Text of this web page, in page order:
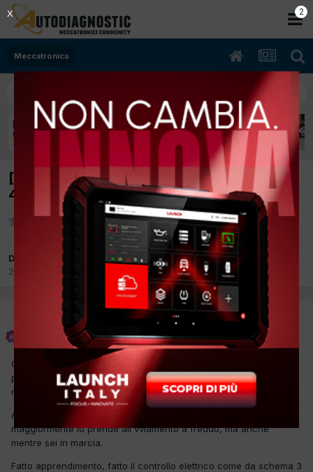
Meccatronica
[Fiat Panda 4x4 06/2007 1,2cc 188a4000
44Kw Benzina] Errore P1122
Da Costantino
21 Maggio 2021
Costantino
Inviato21 Maggio 2021
Come da titolo mi ritrovo con questa panda che è stata ferma nel
piazzale da più di 1 anno, ora il cliente a deciso di rimetterla in
marcia, fatto diversi lavori.
A volte prende questo errore P1122 riferito alla farfalla accell.
maggiormente lo prende all'vviamento a freddo, ma anche
mentre sei in marcia.
Fatto apprendimento, fatto il controllo elettrico come da schema 3
2
X